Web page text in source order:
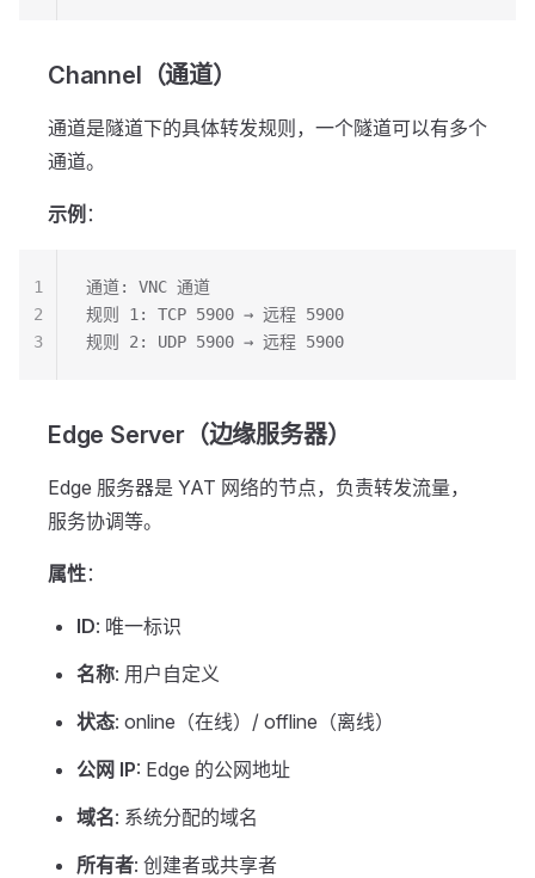
Channel（通道）
通道是隧道下的具体转发规则，一个隧道可以有多个
通道。
示例 ：
通道: VNC 通道
规则 1: TCP 5900 → 远程 5900
规则 2: UDP 5900 → 远程 5900
1
2
3
Edge Server（边缘服务器）
Edge 服务器是 YAT 网络的节点，负责转发流量，
服务协调等。
属性：
ID: 唯一标识
名称: 用户自定义
状态: online（在线）/ offline（离线）
公网 IP: Edge 的公网地址
域名: 系统分配的域名
所有者: 创建者或共享者